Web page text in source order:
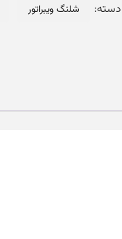
دسته: شلنگ ویبراتور